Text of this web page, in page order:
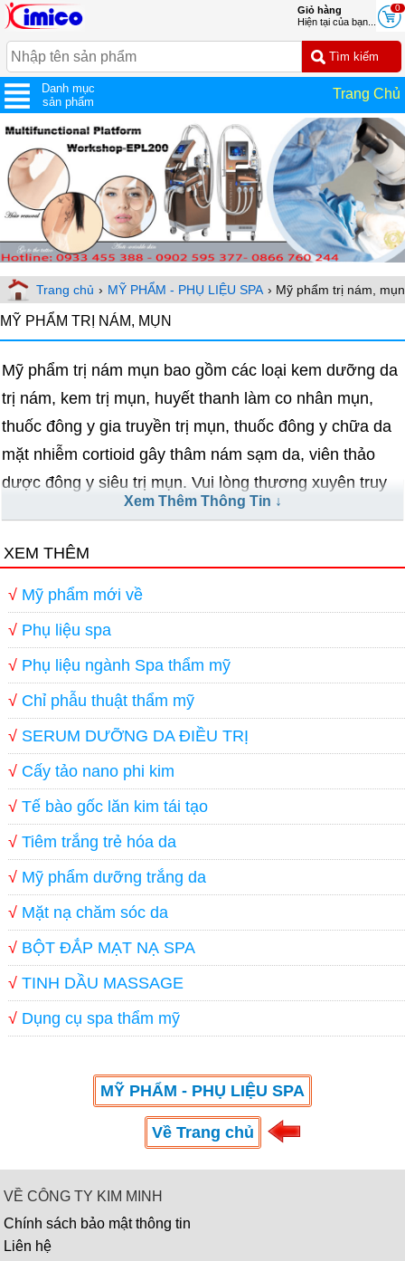
0
Giỏ hàng
Hiện tại của bạn...
Danh mục
sản phẩm
Trang Chủ
Trang chủ › MỸ PHẨM - PHỤ LIỆU SPA › Mỹ phẩm trị nám, mụn
MỸ PHẨM TRỊ NÁM, MỤN
Mỹ phẩm trị nám mụn bao gồm các loại kem dưỡng da
trị nám, kem trị mụn, huyết thanh làm co nhân mụn,
thuốc đông y gia truyền trị mụn, thuốc đông y chữa da
mặt nhiễm cortioid gây thâm nám sạm da, viên thảo
dược đông y siêu trị mụn. Vui lòng thương xuyên truy
cập website Kim Minh để tìm hiểu thêm nhiều sản
=======================
Xem Thêm Thông Tin ↓
XEM THÊM
√ Mỹ phẩm mới về
√ Phụ liệu spa
√ Phụ liệu ngành Spa thẩm mỹ
√ Chỉ phẫu thuật thẩm mỹ
√ SERUM DƯỠNG DA ĐIỀU TRỊ
√ Cấy tảo nano phi kim
√ Tế bào gốc lăn kim tái tạo
√ Tiêm trắng trẻ hóa da
√ Mỹ phẩm dưỡng trắng da
√ Mặt nạ chăm sóc da
√ BỘT ĐẮP MẠT NẠ SPA
√ TINH DẦU MASSAGE
√ Dụng cụ spa thẩm mỹ
MỸ PHẨM - PHỤ LIỆU SPA
Về Trang chủ
VỀ CÔNG TY KIM MINH
Chính sách bảo mật thông tin
Liên hệ